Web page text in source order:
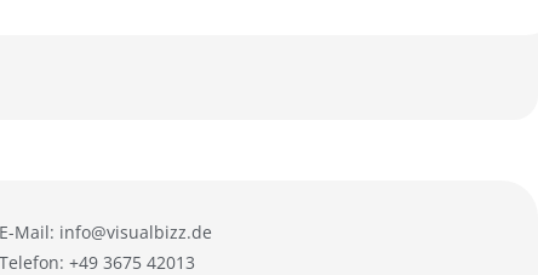
E-Mail: info@visualbizz.de
Telefon: +49 3675 42013